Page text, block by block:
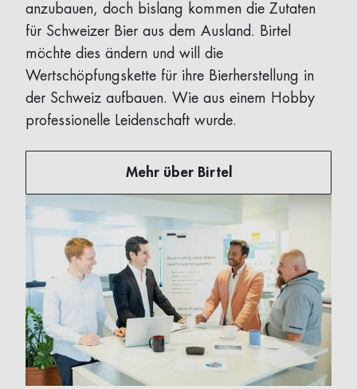
anzubauen, doch bislang kommen die Zutaten
für Schweizer Bier aus dem Ausland. Birtel
möchte dies ändern und will die
Wertschöpfungskette für ihre Bierherstellung in
der Schweiz aufbauen. Wie aus einem Hobby
professionelle Leidenschaft wurde.
Mehr über Birtel